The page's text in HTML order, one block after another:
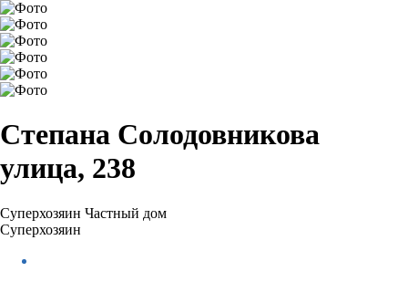
Степана Солодовникова
улица, 238
Суперхозяин Частный дом
Суперхозяин